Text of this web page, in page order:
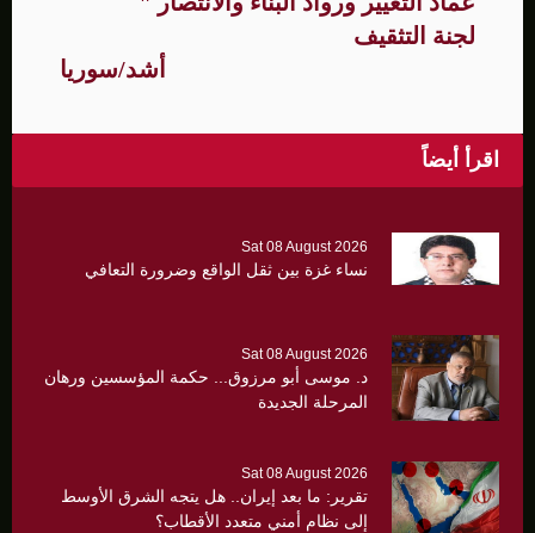
لجنة التثقيف
أشد/سوريا
اقرأ أيضاً
Sat 08 August 2026
نساء غزة بين ثقل الواقع وضرورة التعافي
Sat 08 August 2026
د. موسى أبو مرزوق... حكمة المؤسسين ورهان
المرحلة الجديدة
Sat 08 August 2026
تقرير: ما بعد إيران.. هل يتجه الشرق الأوسط
إلى نظام أمني متعدد الأقطاب؟